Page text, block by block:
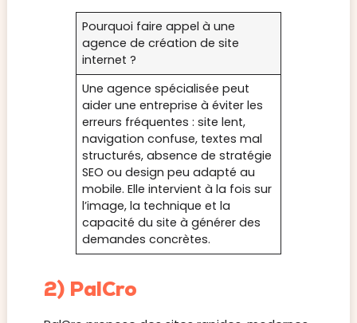
Pourquoi faire appel à une
agence de création de site
internet ?
Une agence spécialisée peut
aider une entreprise à éviter les
erreurs fréquentes : site lent,
navigation confuse, textes mal
structurés, absence de stratégie
SEO ou design peu adapté au
mobile. Elle intervient à la fois sur
l’image, la technique et la
capacité du site à générer des
demandes concrètes.
2) PalCro